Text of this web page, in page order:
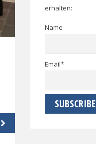
erhalten:
Name
Email*